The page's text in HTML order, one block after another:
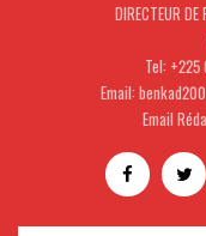
DIRECTEUR DE
Tel:
Email:
Email